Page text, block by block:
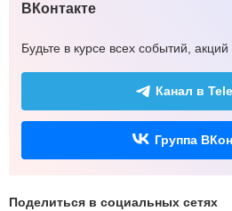
ВКонтакте
Будьте в курсе всех событий, акций
Канал в
Группа
Поделиться в социальных сетях